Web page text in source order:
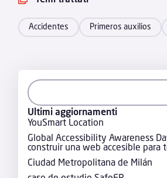
Accidentes Primeros auxilios
Ultimi aggiornamenti
YouSmart Location
Global Accessibility Awareness
construir una web accesible para
Ciudad Metropolitana de Milán